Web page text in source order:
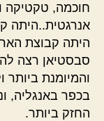
חוכמה, טקטיקה
אנרגטית..היתה
היתה קבוצת
סבסטיאן רצה
והמיומנת ביותר
בכפר באנגליה,
החזק ביותר.